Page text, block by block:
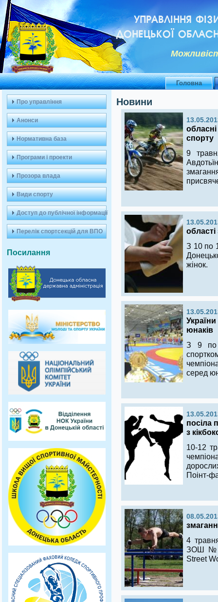
УПРАВЛІННЯ
ДОНЕЦЬКОЇ
Головна
Про управління
Анонси
Нормативна база
Програми і проекти
Прозора влада
Види спорту
Доступ до публічної інформації
Перелік спортсекцій для ВПО
Посилання
Новини
спорту
9
області
З 10 по
жінок.
юнаків
З 9 по
серед
посіла
з
10-12
Поінт-
4
ЗОШ № 5
Street